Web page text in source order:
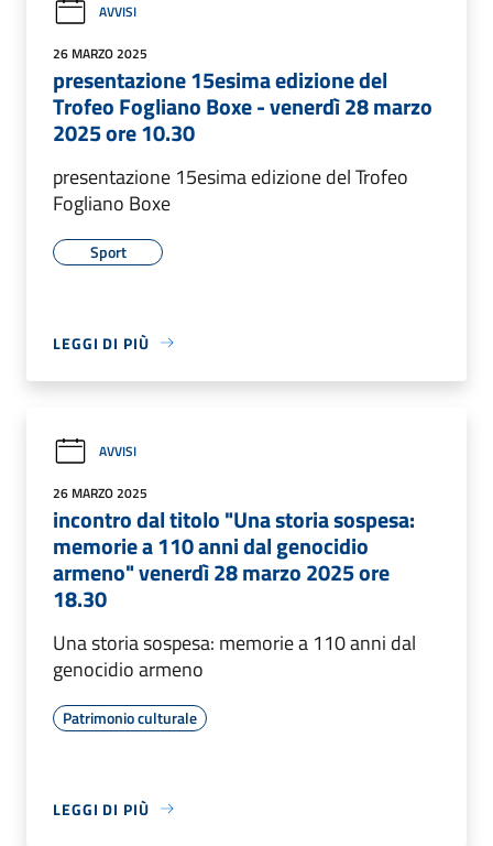
AVVISI
26 MARZO 2025
presentazione 15esima edizione del
Trofeo Fogliano Boxe - venerdì 28 marzo
2025 ore 10.30
presentazione 15esima edizione del Trofeo
Fogliano Boxe
Sport
LEGGI DI PIÙ
AVVISI
26 MARZO 2025
incontro dal titolo "Una storia sospesa:
memorie a 110 anni dal genocidio
armeno" venerdì 28 marzo 2025 ore
18.30
Una storia sospesa: memorie a 110 anni dal
genocidio armeno
Patrimonio culturale
LEGGI DI PIÙ